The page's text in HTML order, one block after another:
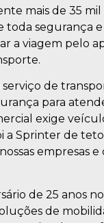
mais de 35 mil
toda segurança
a viagem pelo
serviço de
para
exige
a Sprinter de
empresas
de 25 anos
de